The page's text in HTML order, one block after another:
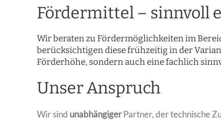
Fördermittel – sinnvoll
Wir beraten zu Fördermöglichkeiten im
berücksichtigen diese frühzeitig in der
Förderhöhe, sondern auch eine fachlich
Unser Anspruch
Wir sind unabhängigerPartner, der technische